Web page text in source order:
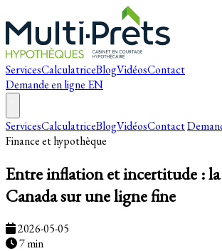
ServicesCalculatriceBlogVidéosContact
Demande en ligne EN
ServicesCalculatriceBlogVidéosContact
Finance et hypothèque
Entre inflation et incertitude :
Canada sur une ligne fine
2026-05-05
7 min